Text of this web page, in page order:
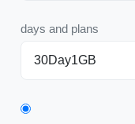
days and plans